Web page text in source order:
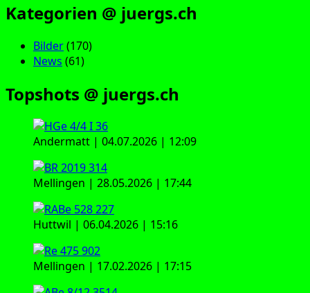
Kategorien @ juergs.ch
Bilder(170)
News (61)
Topshots @ juergs.ch
Andermatt | 04.07.2026 | 12:09
Mellingen | 28.05.2026 | 17:44
Huttwil | 06.04.2026 | 15:16
Mellingen | 17.02.2026 | 17:15